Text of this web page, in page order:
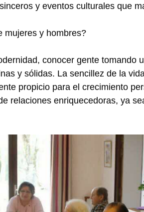
y eventos culturales que
mujeres y hombres?
conocer gente tomando
y sólidas. La sencillez de la
propicio para el crecimiento
relaciones enriquecedoras, ya